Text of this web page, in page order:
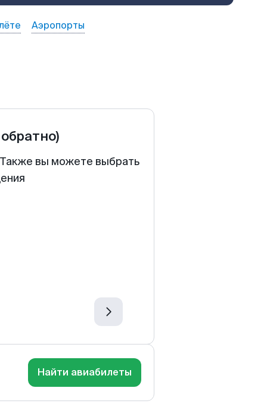
Аэропорты
Также вы можете выбрать
Найти авиабилеты